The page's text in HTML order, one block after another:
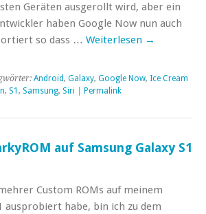
Geräten ausgerollt wird, aber ein
haben Google Now nun auch
so dass … Weiterlesen →
Android, Galaxy, Google Now, Ice Cream
, S1 , Samsung, Siri Permalink
auf Samsung Galaxy S1
Custom ROMs auf meinem
ausprobiert habe, bin ich zu dem